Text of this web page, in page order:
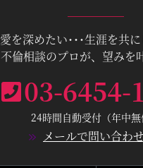
愛を深めたい･･･生涯を共に
不倫相談のプロが、望みを
03-6454-
24時間自動受付（年中無
メールで問い合わ